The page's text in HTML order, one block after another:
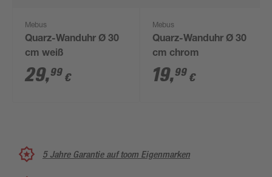
Mebus
Quarz-Wanduhr Ø 30
cm weiß
29,99 €
Mebus
Quarz-Wanduhr Ø 30
cm chrom
19,99 €
5 Jahre Garantie auf toom Eigenmarken